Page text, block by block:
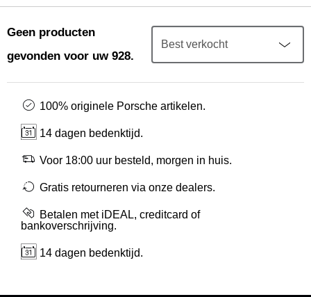
Mijn account
Porsche informatie
Geen producten
gevonden voor uw 928.
100% originele Porsche artikelen.
14 dagen bedenktijd.
Voor 18:00 uur besteld, morgen in huis.
Gratis retourneren via onze dealers.
Betalen met iDEAL, creditcard of
bankoverschrijving.
14 dagen bedenktijd.